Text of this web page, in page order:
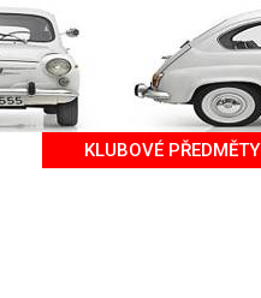
KLUBOVÉ PŘEDMĚTY